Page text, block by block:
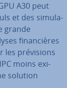
A30 peut
et des si­mu­la­
grande
fi­nan­cières
les pré­vi­sions
moins exi­
solution